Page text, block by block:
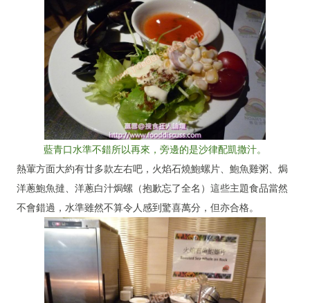
藍青口水準不錯所以再來，旁邊的是沙律配凱撒汁。
熱葷方面大約有廿多款左右吧，火焰石燒鮑螺片、鮑魚雞粥、焗
洋蔥鮑魚撻、洋蔥白汁焗螺（抱歉忘了全名）這些主題食品當然
不會錯過，水準雖然不算令人感到驚喜萬分，但亦合格。